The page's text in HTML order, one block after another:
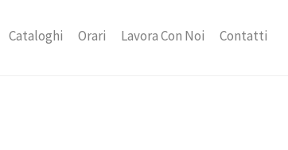
Cataloghi Orari Lavora Con Noi Contatti